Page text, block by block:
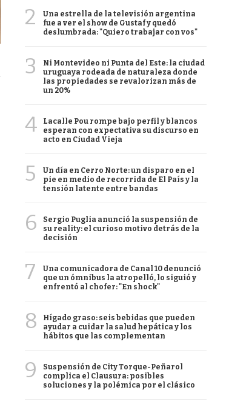
2
Una estrella de la televisión argentina
fue a ver el show de Gustaf y quedó
deslumbrada: "Quiero trabajar con vos"
3
Ni Montevideo ni Punta del Este: la ciudad
uruguaya rodeada de naturaleza donde
las propiedades se revalorizan más de
un 20%
4
Lacalle Pou rompe bajo perfil y blancos
esperan con expectativa su discurso en
acto en Ciudad Vieja
5
Un día en Cerro Norte: un disparo en el
pie en medio de recorrida de El País y la
tensión latente entre bandas
6
Sergio Puglia anunció la suspensión de
su reality: el curioso motivo detrás de la
decisión
7
Una comunicadora de Canal 10 denunció
que un ómnibus la atropelló, lo siguió y
enfrentó al chofer: "En shock"
8
Hígado graso: seis bebidas que pueden
ayudar a cuidar la salud hepática y los
hábitos que las complementan
9
Suspensión de City Torque-Peñarol
complica el Clausura: posibles
soluciones y la polémica por el clásico